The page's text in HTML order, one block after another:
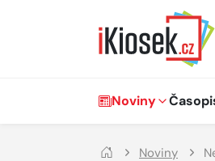
Hlavní navigace
Noviny
Noviny